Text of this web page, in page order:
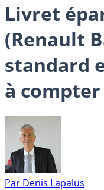
Livret
(Renault
standard
à compter
Par Denis Lapalus